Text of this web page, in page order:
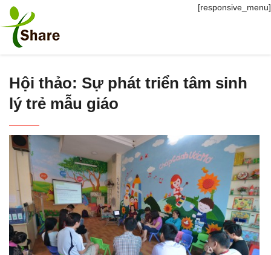
[responsive_menu]
Hội thảo: Sự phát triển tâm sinh
lý trẻ mẫu giáo